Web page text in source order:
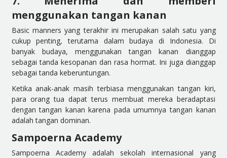
menggunakan tangan kanan
Basic manners yang terakhir ini merupakan salah satu yang
cukup penting, terutama dalam budaya di Indonesia. Di
banyak budaya, menggunakan tangan kanan dianggap
sebagai tanda kesopanan dan rasa hormat. Ini juga dianggap
sebagai tanda keberuntungan.
Ketika anak-anak masih terbiasa menggunakan tangan kiri,
para orang tua dapat terus membuat mereka beradaptasi
dengan tangan kanan karena pada umumnya tangan kanan
adalah tangan dominan.
Sampoerna Academy
Sampoerna Academy adalah sekolah internasional yang